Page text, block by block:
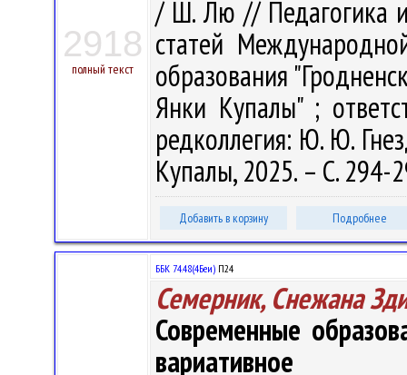
2918
полный текст
/ Ш. Лю // Педагогика
статей
образования
Янки Купалы" ;
редколлегия: Ю. Ю.
Купалы, 2025. – С. 294-
Добавить в корзину Подробнее
ББК 74.48(4Беи) П24
Семерник, Снежана
Современные
вариативное